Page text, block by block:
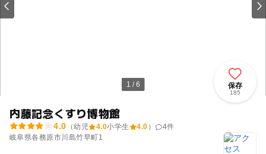
1 / 6
内藤記念くすり博物館
4.0 （幼児 4.0小学生 4.0 ） 4件
岐阜県各務原市川島竹早町1
保存
185